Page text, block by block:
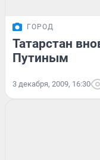
ГОРОД
Татарстан
Путиным
3 декабря, 2009, 16:30